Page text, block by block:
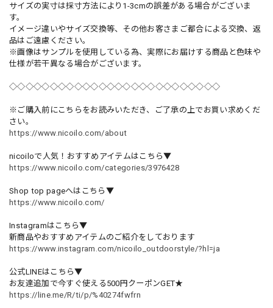
サイズの実寸は採寸方法により1-3cmの誤差がある場合がございま
す。
イメージ違いやサイズ交換等、その他お客さまご都合による交換、返
品はご遠慮ください。
※画像はサンプルを使用している為、実際にお届けする商品と色味や
仕様が若干異なる場合がございます。
◇◇◇◇◇◇◇◇◇◇◇◇◇◇◇◇◇◇◇◇◇◇◇◇◇◇
※ご購入前にこちらをお読みいただき、ご了承の上でお買い求めくだ
さい。
https://www.nicoilo.com/about
nicoiloで人気！おすすめアイテムはこちら▼
https://www.nicoilo.com/categories/3976428
Shop top pageへはこちら▼
https://www.nicoilo.com/
Instagramはこちら▼
新商品やおすすめアイテムのご紹介をしております
https://www.instagram.com/nicoilo_outdoorstyle/?hl=ja
公式LINEはこちら▼
お友達追加で今すぐ使える500円クーポンGET★
https://line.me/R/ti/p/%40274fwfrn